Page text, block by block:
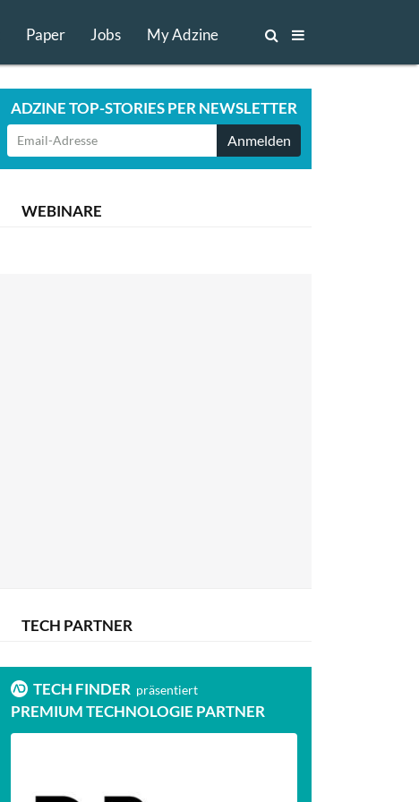
Paper Jobs My Adzine
ADZINE TOP-STORIES PER NEWSLETTER
Anmelden
WEBINARE
TECH PARTNER
TECH FINDER präsentiert
PREMIUM TECHNOLOGIE PARTNER